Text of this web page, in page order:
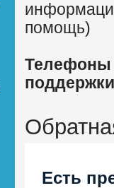
помощь)
Телефоны
поддержки
Есть